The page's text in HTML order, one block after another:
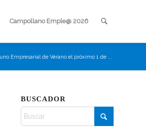
Campollano Emple@ 2026
Empresarial de Verano el próximo 1 de ...
BUSCADOR